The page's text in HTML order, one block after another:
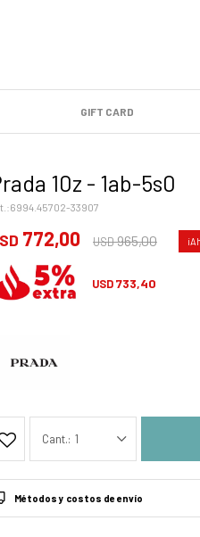
GIFT CARD
10z - 1ab-5s0
6994.45702-33907
772,00 USD965,00
USD733,40
1
Métodos y costos de envío